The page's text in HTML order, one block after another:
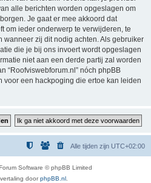
alle berichten worden opgeslagen om
Je gaat er mee akkoord dat
om ieder onderwerp te verwijderen, te
wanneer zij dit nodig achten. Als gebruiker
die je bij ons invoert wordt opgeslagen
niet aan een derde partij zal worden
“Roofviswebforum.nl” nóch phpBB
een hackpoging die ertoe kan leiden
Alle tijden zijn UTC+02:00
Software © phpBB Limited
doorphpBB.nl